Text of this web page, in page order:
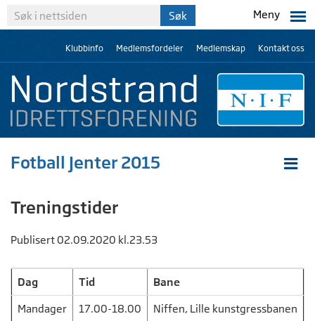
Meny
Klubbinfo Medlemsfordeler Medlemskap Kontakt oss
Fotball Jenter 2015
Treningstider
Publisert 02.09.2020 kl.23.53
Dag Tid Bane
Mandager 17.00-18.00 Niffen, Lille kunstgressbanen